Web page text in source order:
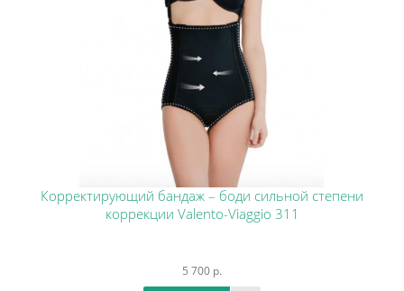
Корректирующий бандаж – боди сильной степени
коррекции Valento-Viaggio 311
5 700 р.